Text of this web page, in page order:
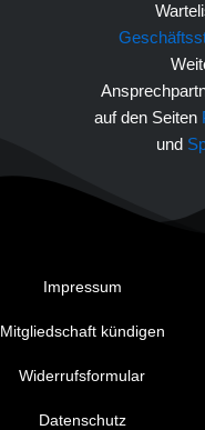
auf den Seiten
und
Impressum
Mitgliedschaft kündigen
Widerrufsformular
Datenschutz